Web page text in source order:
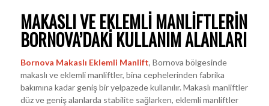
MAKASLI VE EKLEMLI MANLIFTLERIN
BORNOVA’DAKI KULLANIM ALANLARI
Bornova Makaslı Eklemli Manlift, Bornova bölgesinde
makaslı ve eklemli manliftler, bina cephelerinden fabrika
bakımına kadar geniş bir yelpazede kullanılır. Makaslı manliftler
düz ve geniş alanlarda stabilite sağlarken, eklemli manliftler